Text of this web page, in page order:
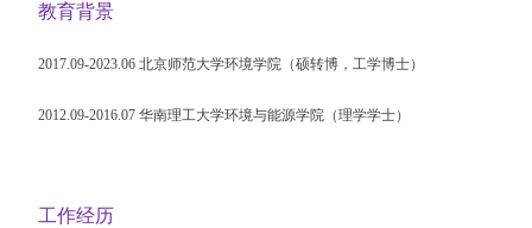
教育背景
2017.09-2023.06 北京师范大学环境学院（硕转博，工学博士）
2012.09-2016.07 华南理工大学环境与能源学院（理学学士）
工作经历